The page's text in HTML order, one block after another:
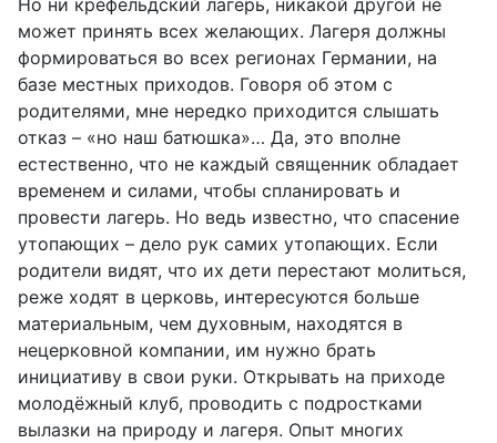
может принять всех желающих. Лагеря должны
формироваться во всех регионах Германии, на
базе местных приходов. Говоря об этом с
родителями, мне нередко приходится слышать
отказ – «но наш батюшка»… Да, это вполне
естественно, что не каждый священник обладает
временем и силами, чтобы спланировать и
провести лагерь. Но ведь известно, что спасение
утопающих – дело рук самих утопающих. Если
родители видят, что их дети перестают молиться,
реже ходят в церковь, интересуются больше
материальным, чем духовным, находятся в
нецерковной компании, им нужно брать
инициативу в свои руки. Открывать на приходе
молодёжный клуб, проводить с подростками
вылазки на природу и лагеря. Опыт многих